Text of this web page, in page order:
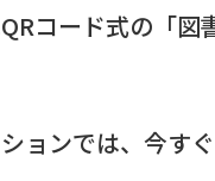
コード式の「図
ョンでは、今す